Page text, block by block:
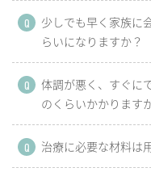
Q
少しでも早く家族に
らいになりますか？
Q
体調が悪く、すぐ
のくらいかかります
Q 治療に必要な材料は